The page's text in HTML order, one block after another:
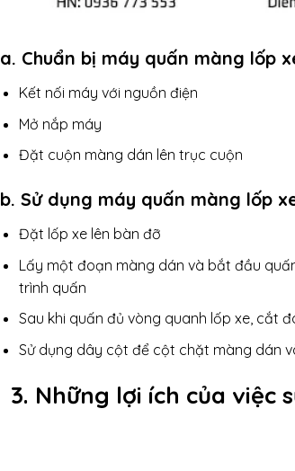
a. Chuẩn bị máy quấn màng lốp
Kết nối máy với nguồn điện
Mở nắp máy
Đặt cuộn màng dán lên trục cuộn
b. Sử dụng máy quấn màng lốp
Đặt lốp xe lên bàn đỡ
Lấy một đoạn màng dán và bắt đầu
trình quấn
Sau khi quấn đủ vòng quanh lốp xe, cắt
Sử dụng dây cột để cột chặt màng dán
3. Những lợi ích của việc